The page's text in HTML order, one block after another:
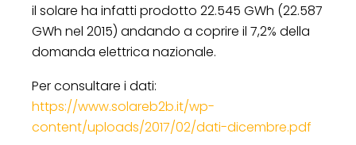
il solare ha infatti prodotto 22.545 GWh (22.587
GWh nel 2015) andando a coprire il 7,2% della
domanda elettrica nazionale.
Per consultare i dati:
https://www.solareb2b.it/wp-
content/uploads/2017/02/dati-dicembre.pdf